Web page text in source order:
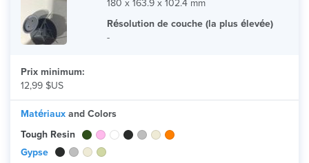
180 x 163.9 x 102.4 mm
Résolution de couche (la plus élevée)
-
Prix minimum:
12,99 $US
Matériaux and Colors
Tough Resin
Gypse